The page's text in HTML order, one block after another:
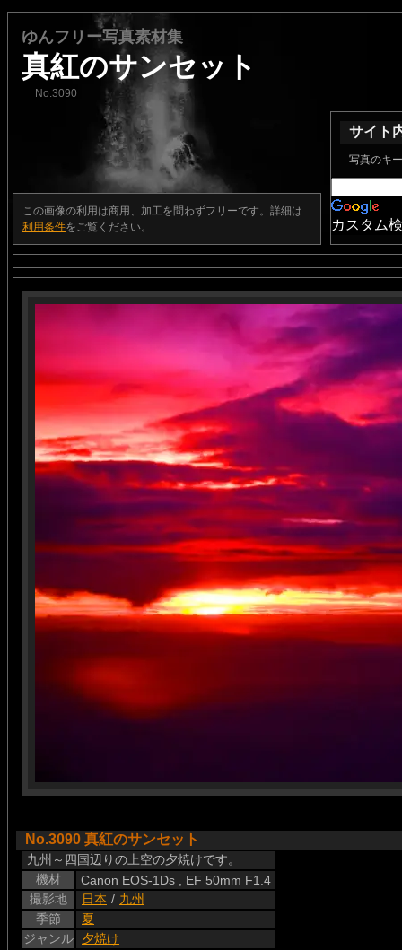
ゆんフリー写真素材集
真紅のサンセット
No.3090
この画像の利用は商用、加工を問わずフリーです。詳細は
利用条件をご覧ください。
サイト
写真のキ
カスタム
No.3090 真紅のサンセット
九州～四国辺りの上空の夕焼けです。
機材
Canon EOS-1Ds , EF 50mm F1.4
撮影地
日本 / 九州
季節
夏
ジャンル
夕焼け